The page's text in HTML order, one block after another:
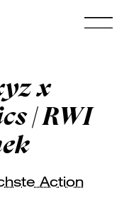
x
| RWI
Action